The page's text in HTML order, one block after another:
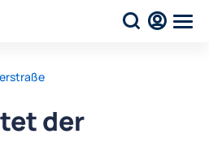
der